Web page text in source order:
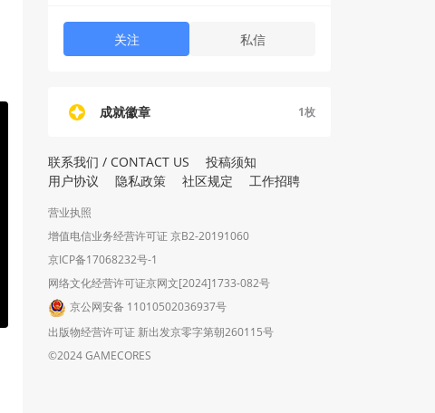
关注 私信
成就徽章 1枚
联系我们 / CONTACT US
投稿须知
用户协议
隐私政策 社区规定 工作招聘
营业执照
增值电信业务经营许可证 京B2-20191060
京ICP备17068232号-1
网络文化经营许可证京网文[2024]1733-082号
京公网安备 11010502036937号
出版物经营许可证 新出发京零字第朝260115号
©2024 GAMECORES